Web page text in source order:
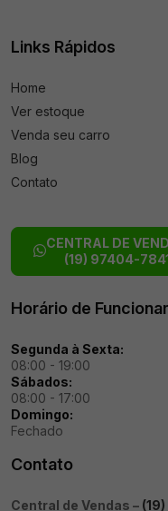
Links Rápidos
Home
Ver estoque
Venda seu carro
Blog
Contato
CENTRAL DE
(19) 97404-
Horário de
Segunda à Sexta:
08:00 - 19:00
Sábados:
08:00 - 17:00
Domingo:
Fechado
Contato
Central de Vendas –